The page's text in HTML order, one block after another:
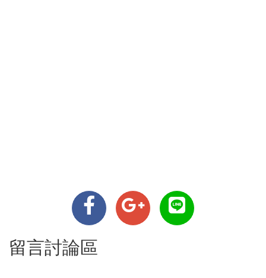
留言討論區